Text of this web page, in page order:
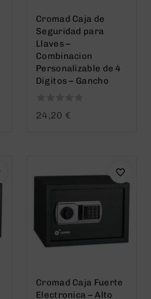
Cromad Caja de
Seguridad para
Llaves –
Combinacion
Personalizable de 4
Digitos – Gancho
0
24,20 €
Cromad Caja Fuerte
Electronica – Alto